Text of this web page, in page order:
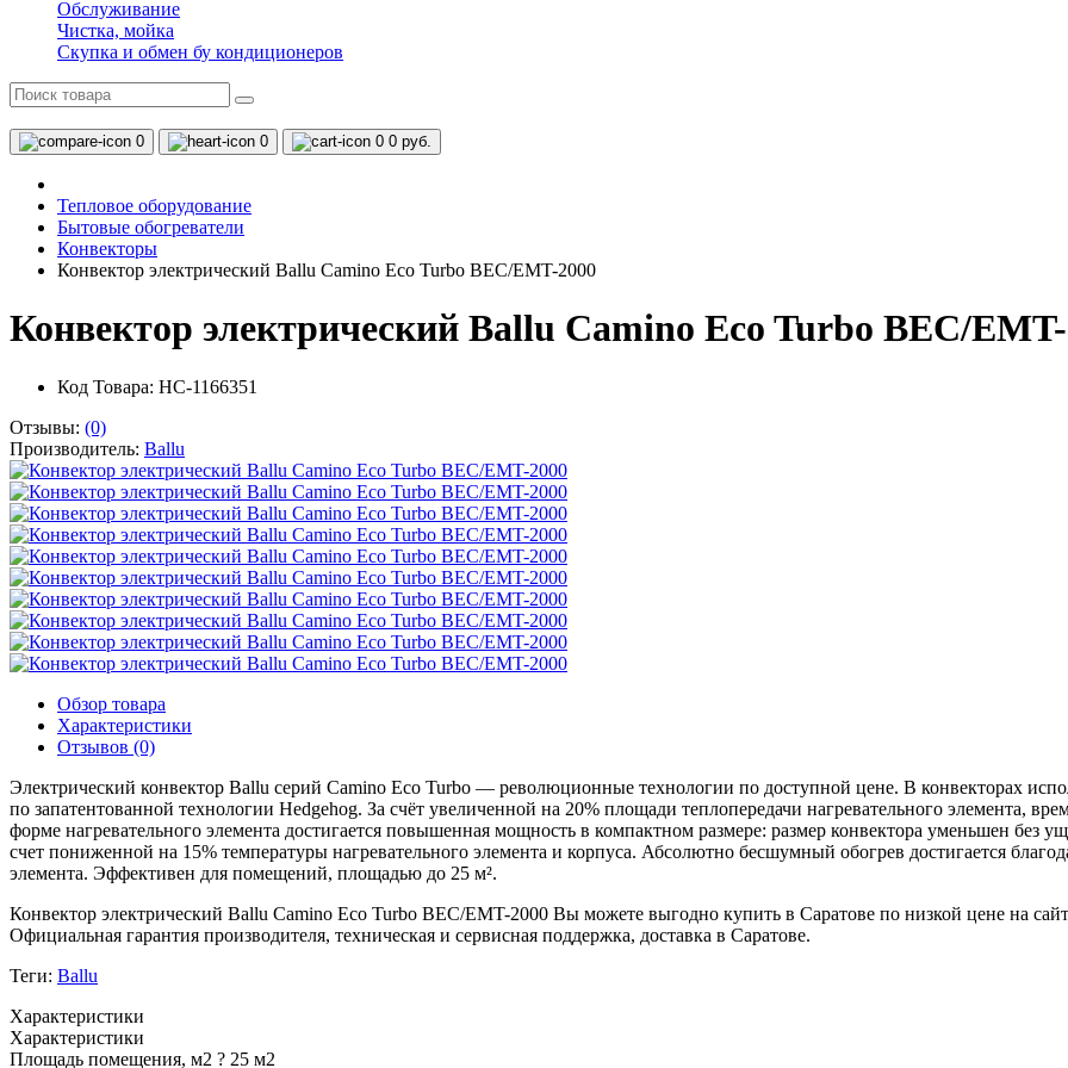
Обслуживание
Чистка, мойка
Скупка и обмен бу кондиционеров
0 0 0 0 руб.
Тепловое оборудование
Бытовые обогреватели
Конвекторы
Конвектор электрический Ballu Camino Eco Turbo BEC/EMT-2000
Конвектор электрический Ballu Camino Eco Turbo BEC/
Код Товара: НС-1166351
Отзывы: (0)
Производитель: Ballu
Обзор товара
Характеристики
Отзывов (0)
Электрический конвектор Ballu серий Camino Eco Turbo — революционные технологии по доступной цене. В конвекторах
по запатентованной технологии Hedgehog. За счёт увеличенной на 20% площади теплопередачи нагревательного элемента,
форме нагревательного элемента достигается повышенная мощность в компактном размере: размер конвектора уменьшен без
счет пониженной на 15% температуры нагревательного элемента и корпуса. Абсолютно бесшумный обогрев достигается
элемента. Эффективен для помещений, площадью до 25 м².
Конвектор электрический Ballu Camino Eco Turbo BEC/EMT-2000 Вы можете выгодно купить в Саратове по низкой цене на
Официальная гарантия производителя, техническая и сервисная поддержка, доставка в Саратове.
Теги: Ballu
Характеристики
Характеристики
Площадь помещения, м2 ? 25 м2